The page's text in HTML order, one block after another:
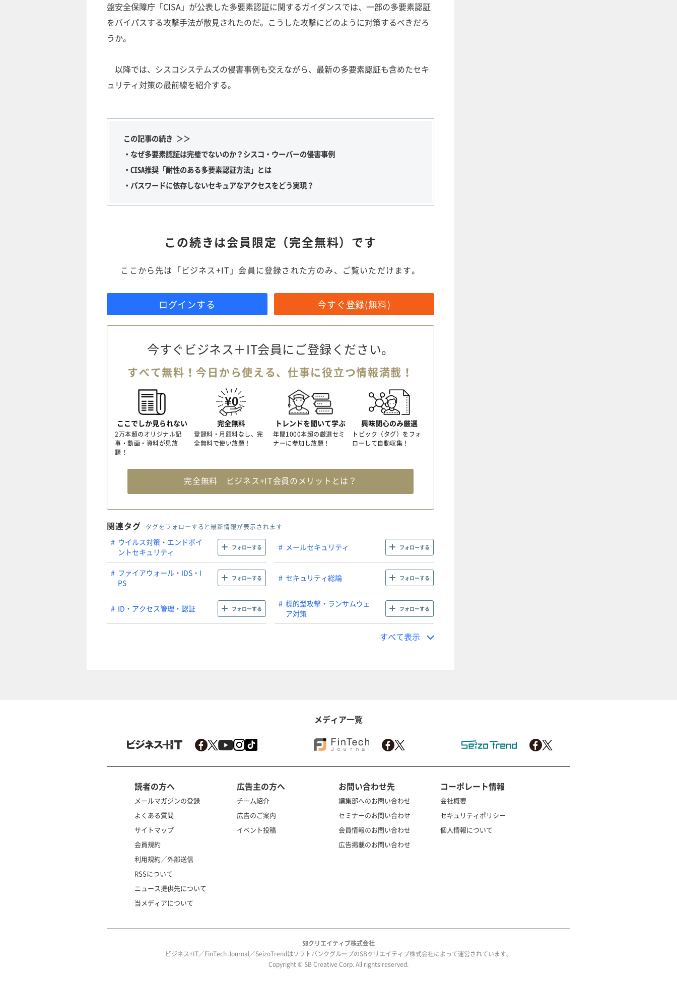
盤安全保障庁「CISA」が公表した多要素認証に関するガイダンスでは、一部の多要素認証
をバイパスする攻撃手法が散見されたのだ。こうした攻撃にどのように対策するべきだろ
うか。
以降では、シスコシステムズの侵害事例も交えながら、最新の多要素認証も含めたセキ
ュリティ対策の最前線を紹介する。
この記事の続き ＞＞
・なぜ多要素認証は完璧でないのか？シスコ・ウーバーの侵害事例
・CISA推奨「耐性のある多要素認証方法」とは
・パスワードに依存しないセキュアなアクセスをどう実現？
この続きは会員限定（完全無料）です
ここから先は「ビジネス+IT」会員に登録された方のみ、ご覧いただけます。
ログインする 今すぐ登録(無料)
今すぐビジネス＋IT会員にご登録ください。
すべて無料！今日から使える、仕事に役立つ情報満載！
ここでしか見られない
2万本超のオリジナル記
事・動画・資料が見放
題！
完全無料
登録料・月額料なし、完
全無料で使い放題！
トレンドを聞いて学ぶ
年間1000本超の厳選セミ
ナーに参加し放題！
興味関心のみ厳選
トピック（タグ）をフォ
ローして自動収集！
完全無料 ビジネス+IT会員のメリットとは？
関連タグ タグをフォローすると最新情報が表示されます
ウイルス対策・エンドポイ
ントセキュリティ
フォローする メールセキュリティ フォローする
ファイアウォール・IDS・I
PS
フォローする セキュリティ総論 フォローする
ID・アクセス管理・認証 フォローする
標的型攻撃・ランサムウェ
ア対策
フォローする
すべて表示
メディア一覧
読者の方へ
メールマガジンの登録
よくある質問
サイトマップ
会員規約
利用規約／外部送信
RSSについて
ニュース提供先について
当メディアについて
広告主の方へ
チーム紹介
広告のご案内
イベント投稿
お問い合わせ先
編集部へのお問い合わせ
セミナーのお問い合わせ
会員情報のお問い合わせ
広告掲載のお問い合わせ
コーポレート情報
会社概要
セキュリティポリシー
個人情報について
SBクリエイティブ株式会社
ビジネス+IT／FinTech Journal／SeizoTrendはソフトバンクグループのSBクリエイティブ株式会社によって運営されています。
Copyright © SB Creative Corp. All rights reserved.